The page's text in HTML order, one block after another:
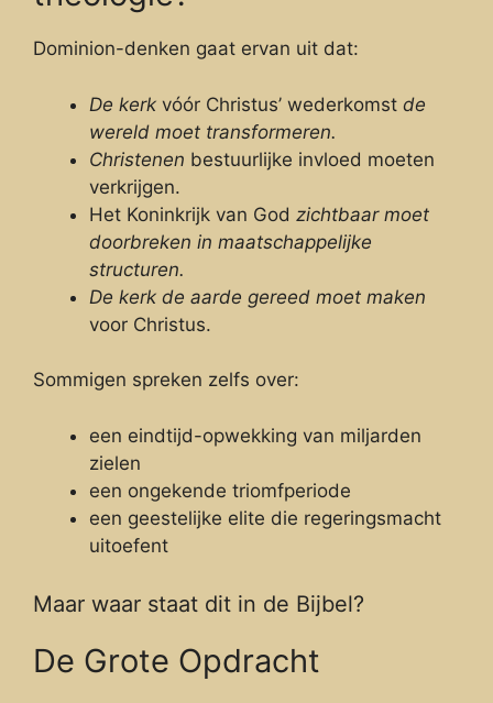
Dominion-denken gaat ervan uit dat:
De kerk vóór Christus’ wederkomst de
wereld moet transformeren.
Christenen bestuurlijke invloed moeten
verkrijgen.
Het Koninkrijk van God zichtbaar moet
doorbreken in maatschappelijke
structuren.
De kerk de aarde gereed moet maken
voor Christus.
Sommigen spreken zelfs over:
een eindtijd-opwekking van miljarden
zielen
een ongekende triomfperiode
een geestelijke elite die regeringsmacht
uitoefent
Maar waar staat dit in de Bijbel?
De Grote Opdracht